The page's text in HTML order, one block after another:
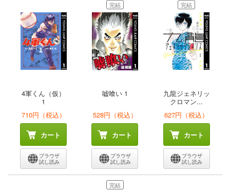
4軍くん（仮）
1
710円（税込）
カート
ブラウザ
試し読み
完結
嘘喰い 1
528円（税込）
カート
ブラウザ
試し読み
完結
九龍ジェネリッ
クロマン...
627円（税込）
カート
ブラウザ
試し読み
完結